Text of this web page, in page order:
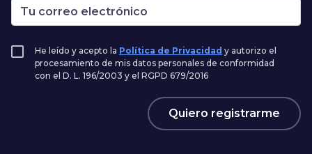
He leído y acepto la Política de Privacidad y autorizo el
procesamiento de mis datos personales de conformidad
con el D. L. 196/2003 y el RGPD 679/2016
Quiero registrarme